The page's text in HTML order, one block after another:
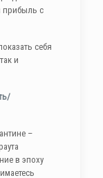
прибыль с
себя
и
–
в эпоху